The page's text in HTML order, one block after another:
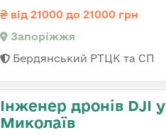
від 21000 до 21000 грн
Запоріжжя
Бердянський РТЦК та СП
Інженер дронів DJI у
Миколаїв